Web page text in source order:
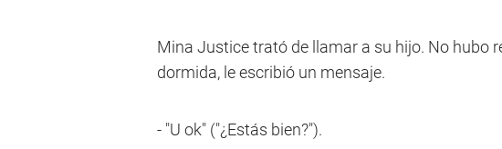
Mina Justice trató de llamar a su hijo. No hubo
dormida, le escribió un mensaje.
- "U ok" ("¿Estás bien?").